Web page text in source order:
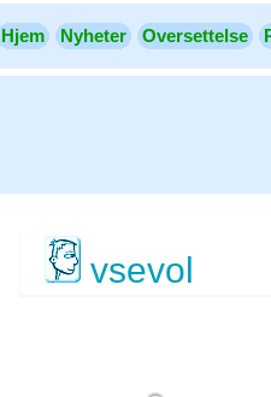
Hjem Nyheter Oversettelse
vsevol